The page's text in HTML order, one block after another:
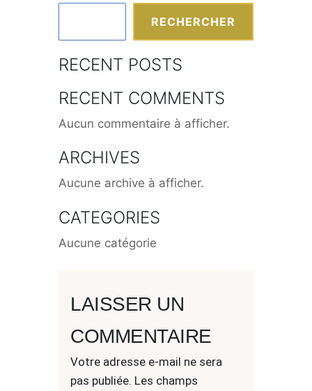
RECHERCHER
RECENT POSTS
RECENT COMMENTS
Aucun commentaire à afficher.
ARCHIVES
Aucune archive à afficher.
CATEGORIES
Aucune catégorie
LAISSER UN
COMMENTAIRE
Votre adresse e-mail ne sera
pas publiée. Les champs